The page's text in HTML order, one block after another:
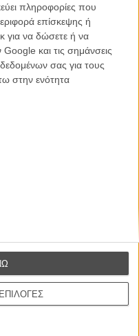
πληροφορίες που
επίσκεψης ή
για να δώσετε ή να
και τις σημάνσεις
σας για τους
στην ενότητα